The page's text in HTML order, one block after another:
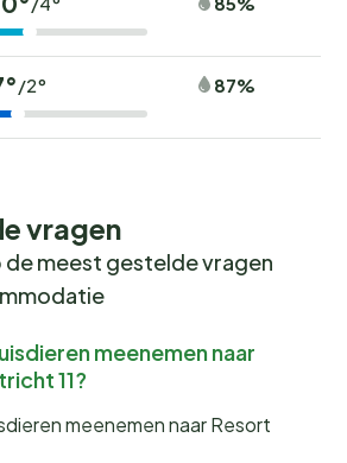
/2° 87%
vragen
meest gestelde vragen
meenemen naar
11?
meenemen naar Resort